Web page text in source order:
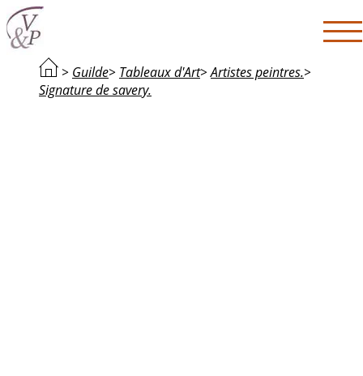
> Guilde> Tableaux d'Art>Artistes peintres.>
Signature de savery.